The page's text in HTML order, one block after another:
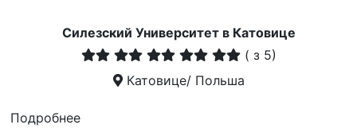
Силезский Университет в Катовице
( з 5)
Катовице/ Польша
Подробнее